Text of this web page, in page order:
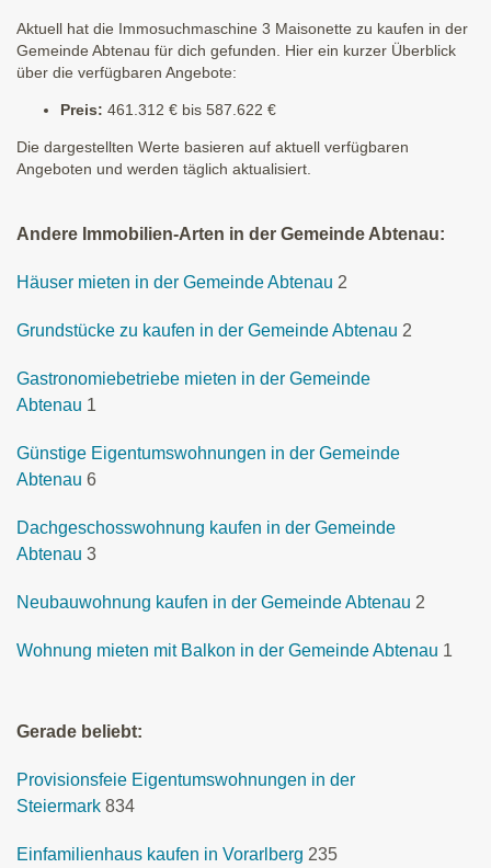
Aktuell hat die Immosuchmaschine 3 Maisonette zu kaufen in der
Gemeinde Abtenau für dich gefunden. Hier ein kurzer Überblick
über die verfügbaren Angebote:
Preis: 461.312 € bis 587.622 €
Die dargestellten Werte basieren auf aktuell verfügbaren
Angeboten und werden täglich aktualisiert.
Andere Immobilien-Arten in der Gemeinde Abtenau:
Häuser mieten in der Gemeinde Abtenau 2
Grundstücke zu kaufen in der Gemeinde Abtenau 2
Gastronomiebetriebe mieten in der Gemeinde
Abtenau 1
Günstige Eigentumswohnungen in der Gemeinde
Abtenau 6
Dachgeschosswohnung kaufen in der Gemeinde
Abtenau 3
Neubauwohnung kaufen in der Gemeinde Abtenau 2
Wohnung mieten mit Balkon in der Gemeinde Abtenau 1
Gerade beliebt:
Provisionsfeie Eigentumswohnungen in der
Steiermark 834
Einfamilienhaus kaufen in Vorarlberg 235